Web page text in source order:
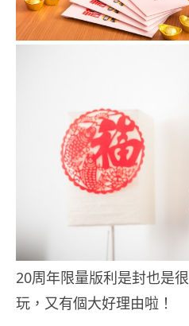
20周年限量版利是封也是
玩，又有個大好理由啦！